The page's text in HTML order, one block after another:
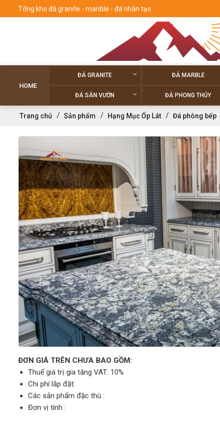
Tổng kho đá granite - manble - đá nhân tạo
HOME
ĐÁ GRANITE ĐÁ MARBLE
ĐÁ SÂN VƯỜN ĐÁ PHONG THỦY
Trang chủ Sản phẩm Hạng Mục Ốp Lát Đá phòng bếp
ĐƠN GIÁ TRÊN CHƯA BAO GỒM:
Thuế giá trị gia tăng VAT: 10%
Chi phí lắp đặt:
Các sản phẩm đặc thù :
Đơn vị tính :